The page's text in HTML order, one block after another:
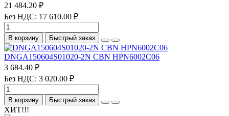
21 484.20 ₽
Без НДС: 17 610.00 ₽
В корзину Быстрый заказ
DNGA150604S01020-2N CBN HPN6002C06
3 684.40 ₽
Без НДС: 3 020.00 ₽
В корзину Быстрый заказ
ХИТ!!!